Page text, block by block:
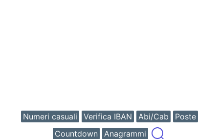
Numeri casuali Verifica IBAN Abi/Cab
Poste
Countdown
Anagrammi